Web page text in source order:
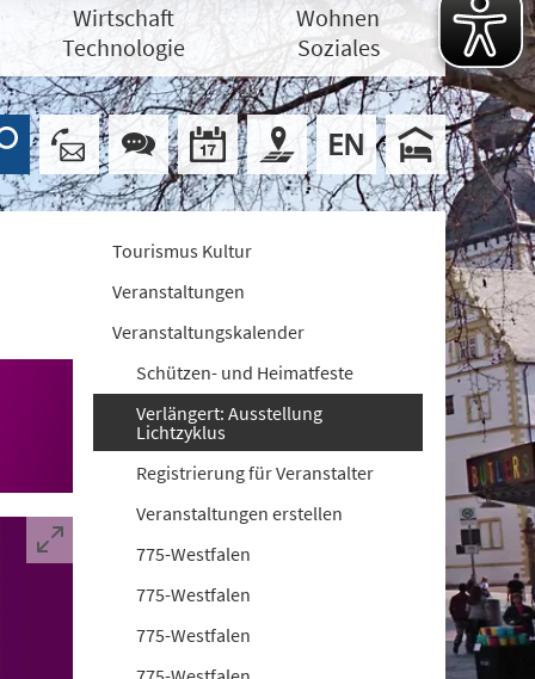
Wirtschaft
Technologie
Wohnen
Soziales
Tourismus Kultur
Veranstaltungen
Veranstaltungskalender
Schützen- und Heimatfeste
Verlängert: Ausstellung
Lichtzyklus
Registrierung für Veranstalter
Veranstaltungen erstellen
775-Westfalen
775-Westfalen
775-Westfalen